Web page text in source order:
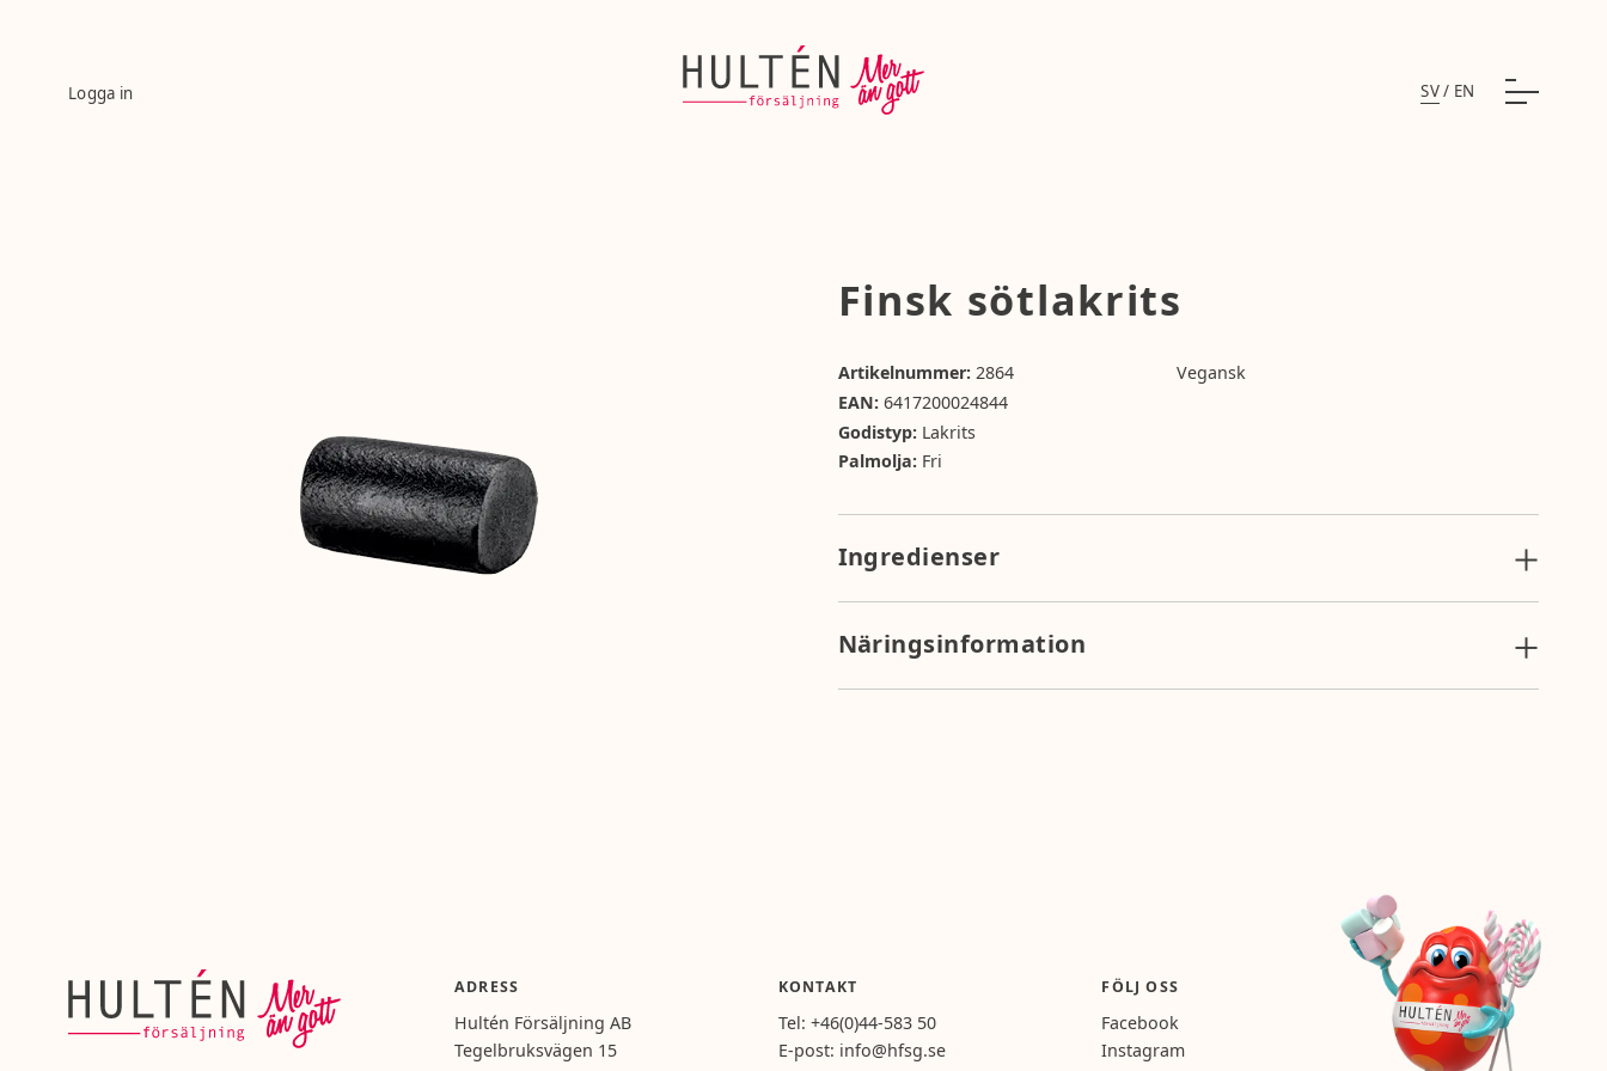
Logga in SV/ EN
Finsk sötlakrits
Artikelnummer:2864
EAN:6417200024844
Godistyp:Lakrits
Palmolja:Fri
Vegansk
Ingredienser
VETEMJÖL, vatten, socker, sockersirap, livsmedelsmelass, naturliga
aromer (lakritsextrakt, anisolja), salt, färg (E153), emulgeringsmedel
(E471), surhetsreglerande medel (E500), konserveringsmedel (E211,
E202).
Näringsinformation
Näringsvärde per 100g: energi 1292 kJ/304 kcal, fett 0,5g (varav mättat
ADRESS
Hultén Försäljning AB
Tegelbruksvägen 15
KONTAKT
Tel: +46(0)44-583 50
E-post: info@hfsg.se
FÖLJ OSS
Facebook
Instagram